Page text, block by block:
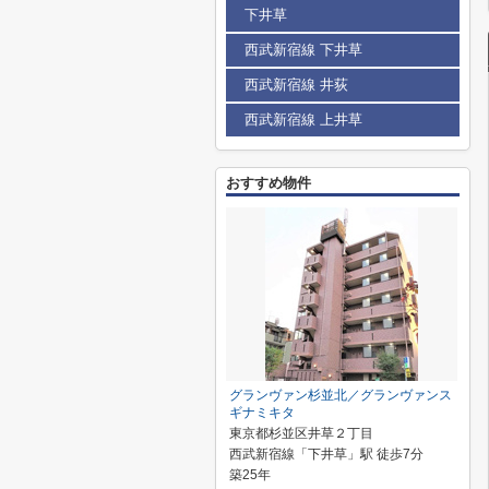
下井草
西武新宿線 下井草
西武新宿線 井荻
西武新宿線 上井草
おすすめ物件
グランヴァン杉並北／グランヴァンス
ギナミキタ
東京都杉並区井草２丁目
西武新宿線「下井草」駅 徒歩7分
築25年